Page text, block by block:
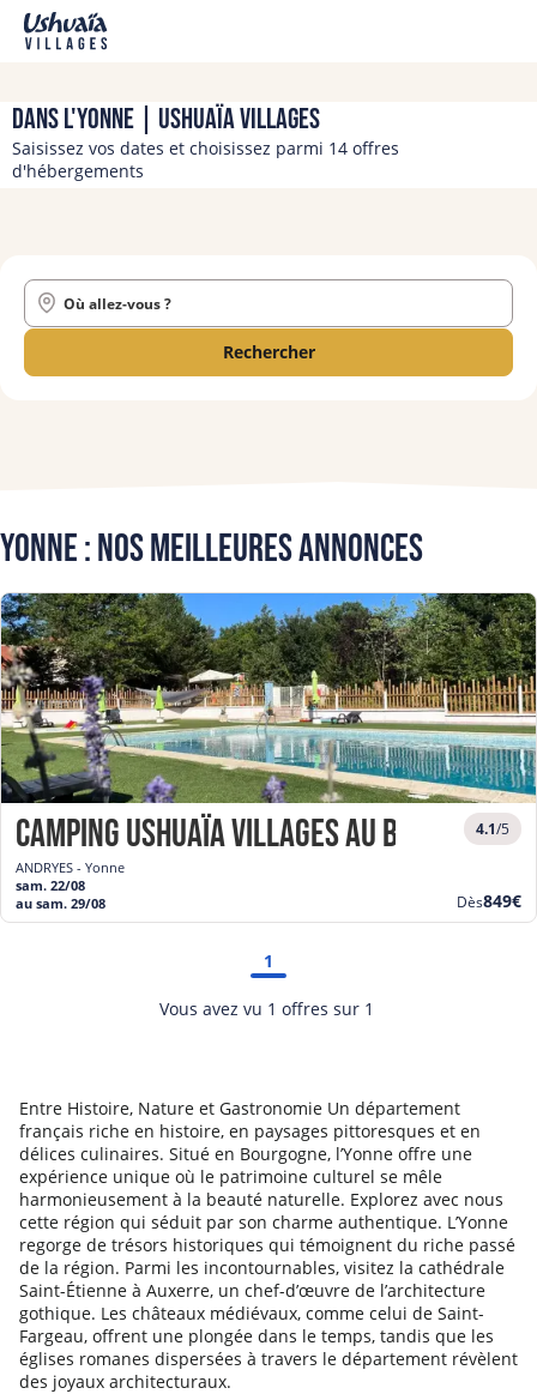
Dans l'Yonne | Ushuaïa Villages
Saisissez vos dates et choisissez parmi 14 offres
d'hébergements
Où allez-vous ?
Rechercher
Entre Histoire, Nature et Gastronomie Un département
français riche en histoire, en paysages pittoresques et en
délices culinaires. Situé en Bourgogne, l’Yonne offre une
expérience unique où le patrimoine culturel se mêle
harmonieusement à la beauté naturelle. Explorez avec nous
cette région qui séduit par son charme authentique. L’Yonne
regorge de trésors historiques qui témoignent du riche passé
de la région. Parmi les incontournables, visitez la cathédrale
Saint-Étienne à Auxerre, un chef-d’œuvre de l’architecture
gothique. Les châteaux médiévaux, comme celui de Saint-
Fargeau, offrent une plongée dans le temps, tandis que les
églises romanes dispersées à travers le département révèlent
des joyaux architecturaux.
Yonne : Nos meilleures annonces
Camping Ushuaïa Villages Au Bois Joli
ANDRYES - Yonne
4.1/5
sam. 22/08
au sam. 29/08
Dès
prix
849€
1
Vous avez vu 1 offres sur 1